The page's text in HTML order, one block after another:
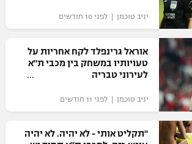
יניב טוכמן | לפני 10 חודשים
אוראל גרינפלד לקח אחריות על
טעויותיו במשחק בין מכבי ת"א
לעירוני טבריה
יניב טוכמן | לפני 11 חודשים
"תקליט אותי - לא יהיה. לא יהיה